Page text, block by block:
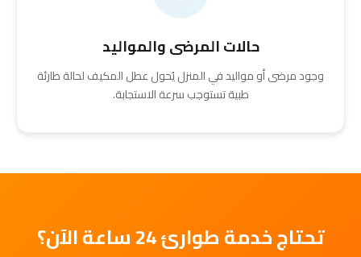
حالات المرضى والمواليد
وجود مرضى أو مواليد في المنزل يُحول عطل المكيف لحالة طارئة
طبية تستوجب سرعة الاستجابة.
تحتاج خدمة طوارئ 24 ساعة الآن؟